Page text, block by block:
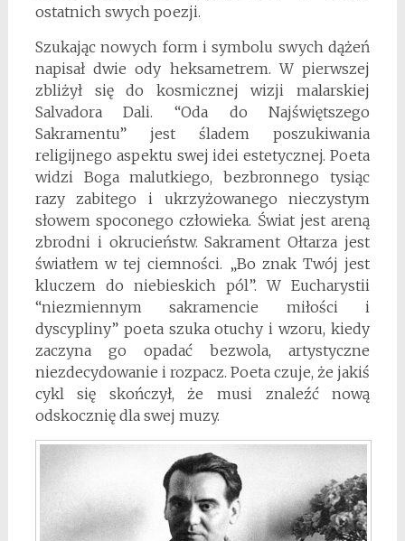
ostatnich swych poezji.
Szukając nowych form i symbolu swych dążeń
napisał dwie ody heksametrem. W pierwszej
zbliżył się do kosmicznej wizji malarskiej
Salvadora Dali. “Oda do Najświętszego
Sakramentu” jest śladem poszukiwania
religijnego aspektu swej idei estetycznej. Poeta
widzi Boga malutkiego, bezbronnego tysiąc
razy zabitego i ukrzyżowanego nieczystym
słowem spoconego człowieka. Świat jest areną
zbrodni i okrucieństw. Sakrament Ołtarza jest
światłem w tej ciemności. „Bo znak Twój jest
kluczem do niebieskich pól”. W Eucharystii
“niezmiennym sakramencie miłości i
dyscypliny” poeta szuka otuchy i wzoru, kiedy
zaczyna go opadać bezwola, artystyczne
niezdecydowanie i rozpacz. Poeta czuje, że jakiś
cykl się skończył, że musi znaleźć nową
odskocznię dla swej muzy.